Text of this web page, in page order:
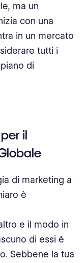
ma un
con una
in un mercato
tutti i
di
il
di marketing a
è
e il modo in
di essi è
Sebbene la tua